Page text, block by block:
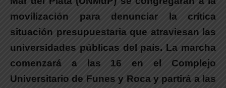
movilización para denunciar la crítica
situación presupuestaria que atraviesan las
universidades públicas del país. La marcha
comenzará a las 16 en el Complejo
Universitario de Funes y Roca y partirá a las